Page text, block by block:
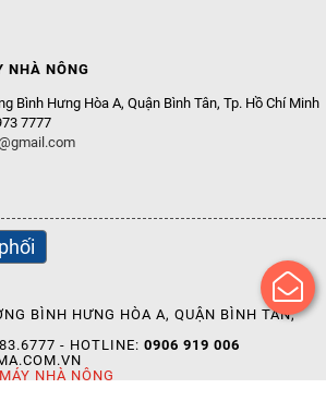
NHÀ NÔNG
Bình Hưng Hòa A, Quận Bình Tân, Tp. Hồ Chí Minh
7777
BÌNH HƯNG HÒA A, QUẬN BÌNH TÂN,
- HOTLINE: 0906 919 006
MÁY NHÀ NÔNG